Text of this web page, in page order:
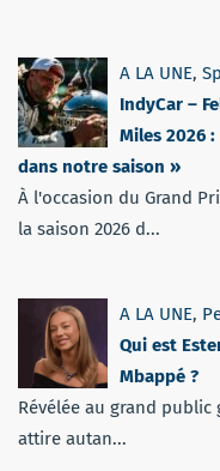
A LA UNE,
IndyCar –
Miles 2026
dans notre saison »
À l'occasion du Grand
la saison 2026 d...
A LA UNE,
Qui est
Mbappé ?
Révélée au grand public
attire autan...